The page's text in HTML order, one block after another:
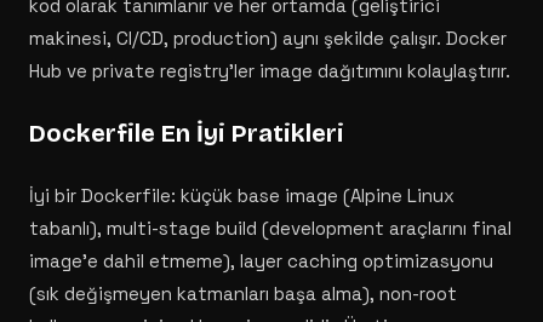
kod olarak tanımlanır ve her ortamda (geliştirici
makinesi, CI/CD, production) aynı şekilde çalışır. Docker
Hub ve private registry'ler image dağıtımını kolaylaştırır.
Dockerfile En İyi Pratikleri
İyi bir Dockerfile: küçük base image (Alpine Linux
tabanlı), multi-stage build (development araçlarını final
image'e dahil etmeme), layer caching optimizasyonu
(sık değişmeyen katmanları başa alma), non-root